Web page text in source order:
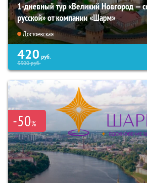
1-дневный тур «Великий Новгород —
русской» от компании «Шарм»
Достоевская
420 руб.
3300руб.
-50%